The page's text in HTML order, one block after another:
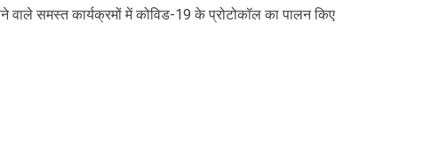
समस्त कार्यक्रमों में कोविड-19 के प्रोटोकॉल का पालन किए